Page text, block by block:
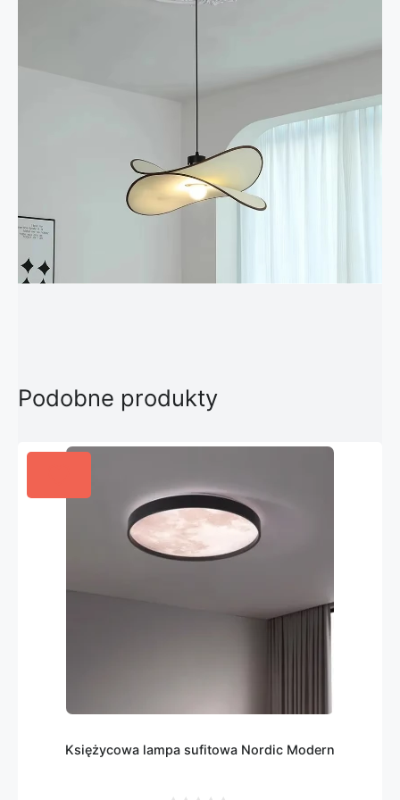
Podobne produkty
Księżycowa lampa sufitowa Nordic Modern